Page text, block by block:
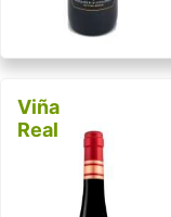
Viña
Real